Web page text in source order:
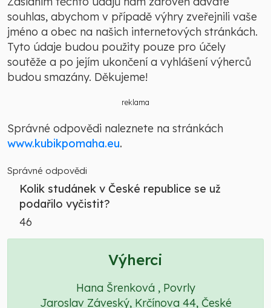
souhlas, abychom v případě výhry zveřejnili vaše
jméno a obec na našich internetových stránkách.
Tyto údaje budou použity pouze pro účely
soutěže a po jejím ukončení a vyhlášení výherců
budou smazány. Děkujeme!
reklama
Správné odpovědi naleznete na stránkách
www.kubikpomaha.eu.
Správné odpovědi
Kolik studánek v České republice se už
podařilo vyčistit?
46
Výherci
Hana Šrenková , Povrly
Jaroslav Záveský, Krčínova 44, České